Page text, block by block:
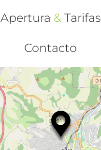
Apertura &Tarifas
Contacto